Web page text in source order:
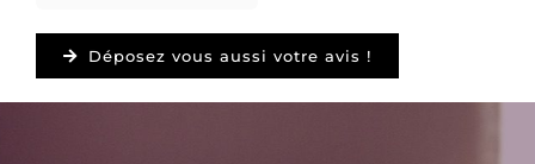
Déposez vous aussi votre avis !